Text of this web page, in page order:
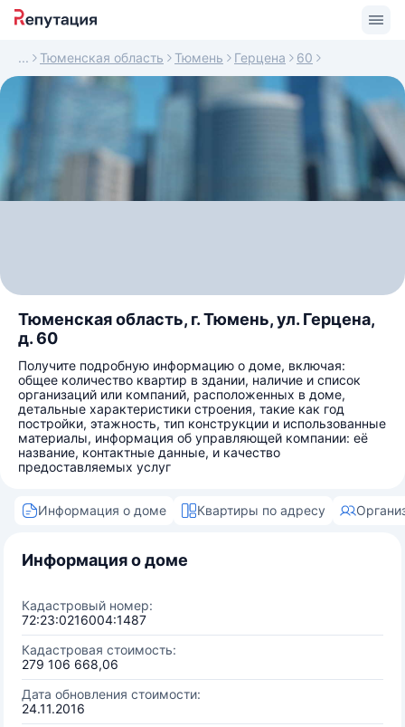
Тюменская область Тюмень Герцена 60
Тюменская область, г. Тюмень, ул. Герцена,
д. 60
Получите подробную информацию о доме, включая:
общее количество квартир в здании, наличие и список
организаций или компаний, расположенных в доме,
детальные характеристики строения, такие как год
постройки, этажность, тип конструкции и использованные
материалы, информация об управляющей компании: её
название, контактные данные, и качество
предоставляемых услуг
Информация о доме Квартиры по адресу
Информация о доме
Кадастровый номер:
72:23:0216004:1487
Кадастровая стоимость:
279 106 668,06
Дата обновления стоимости:
24.11.2016